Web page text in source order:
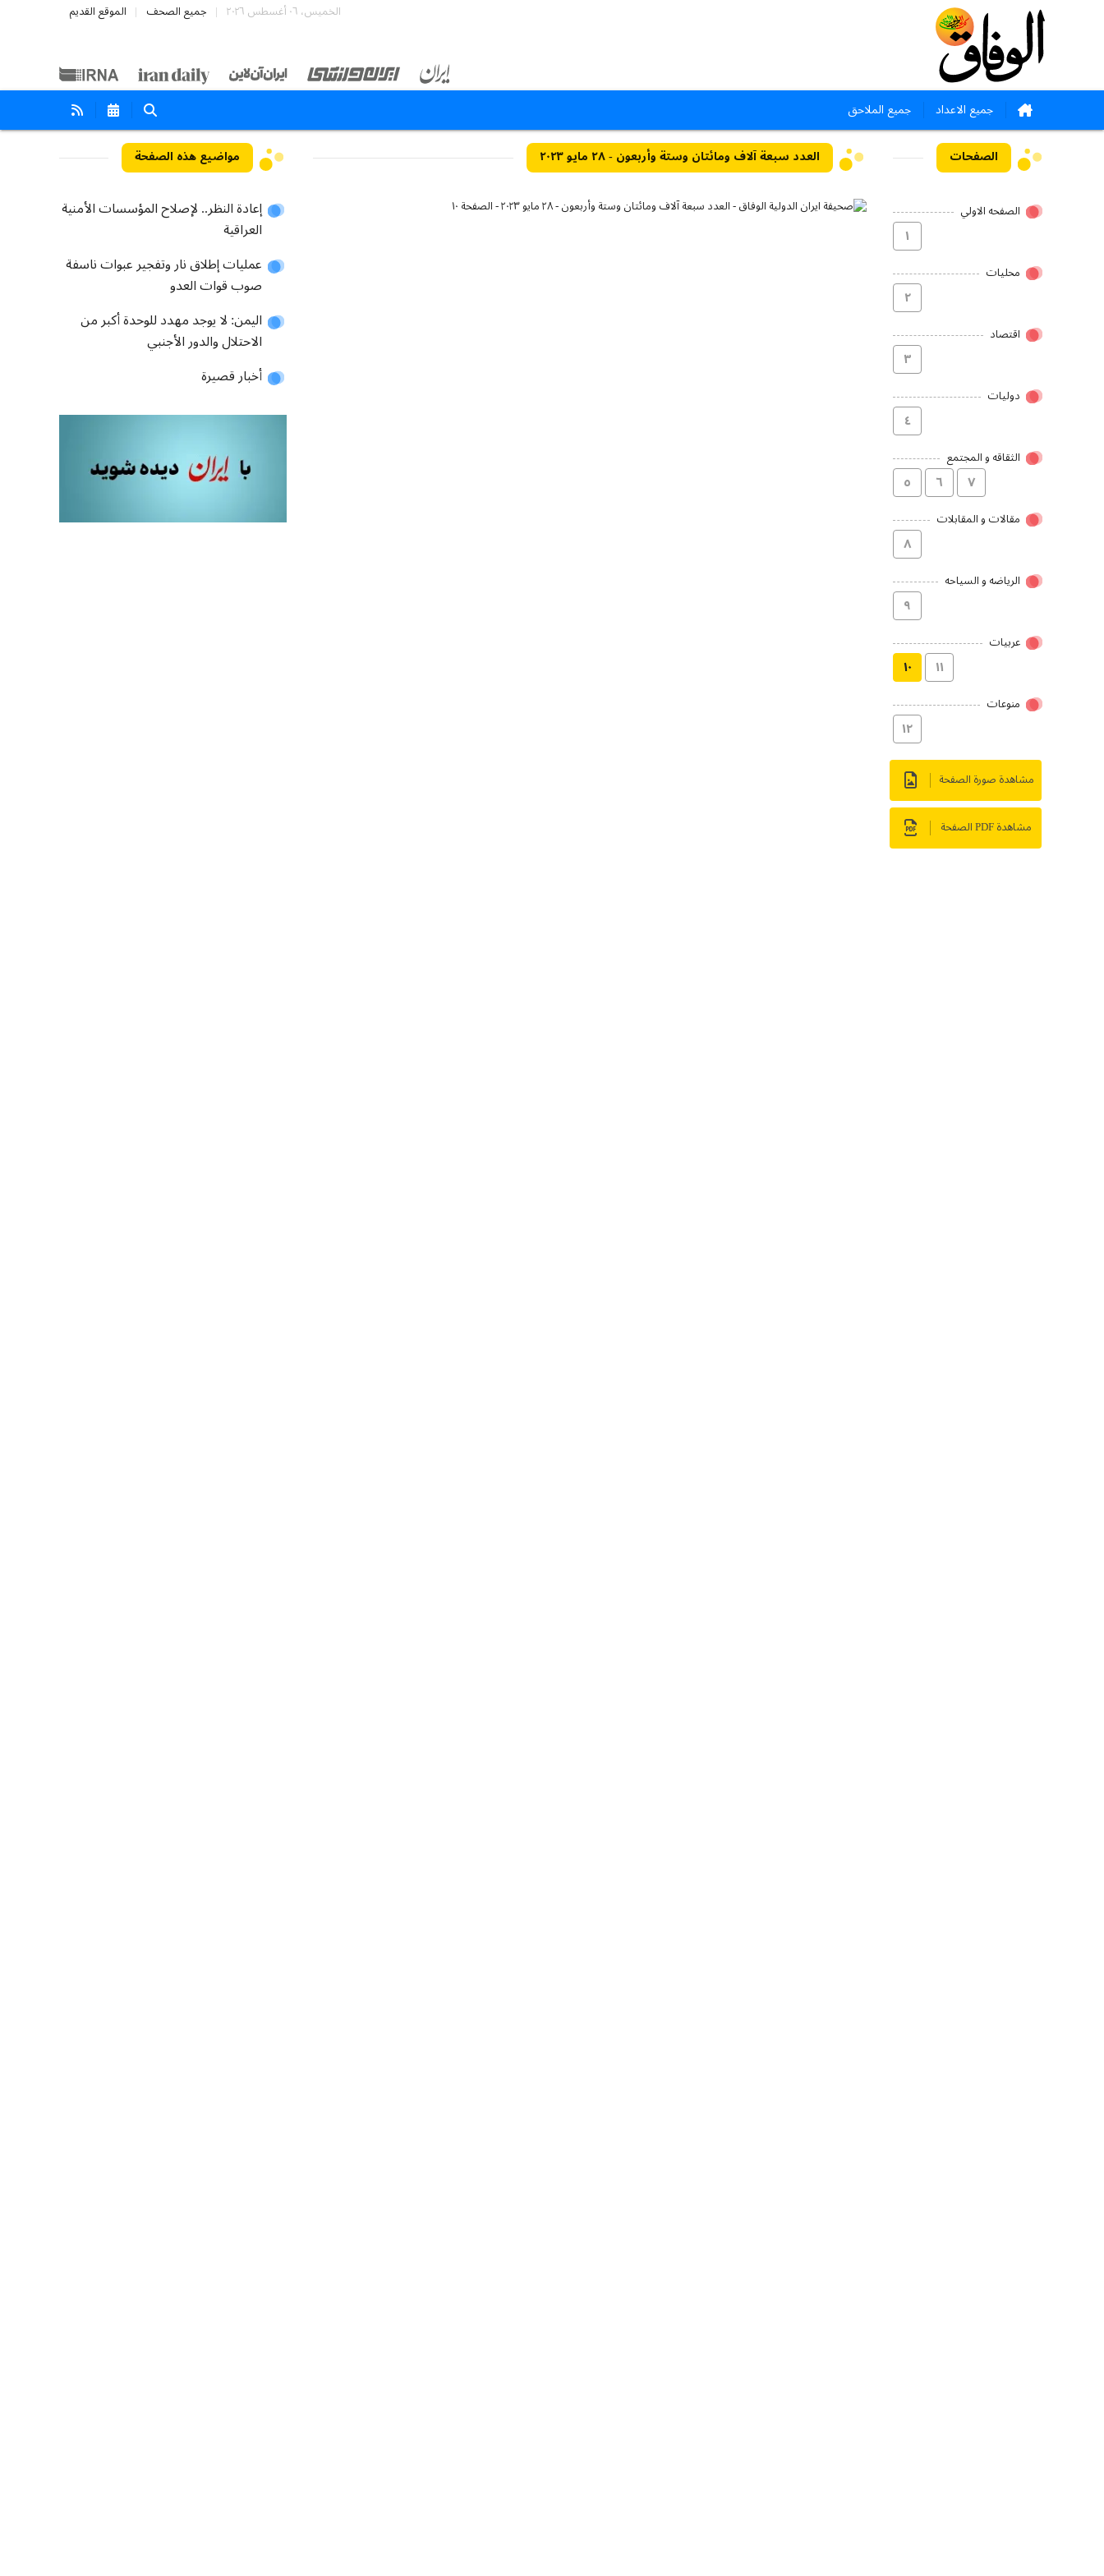
الخميس، ٠٦ أغسطس ٢٠٢٦ جميع الصحف الموقع القديم
جميع الاعداد جميع الملاحق
الصفحات
الصفحه الاولي
۱
محلیات
۲
اقتصاد
۳
دولیات
٤
الثقاقه و المجتمع
٥ ٦ ۷
مقالات و المقابلات
۸
الریاضه و السیاحه
۹
عربیات
۱۰ ۱۱
منوعات
۱۲
مشاهدة صورة الصفحة
مشاهدة PDF الصفحة
العدد سبعة آلاف ومائتان وستة وأربعون - ٢٨ مايو ٢٠٢٣ مواضيع هذه الصفحة
إعادة النظر.. لإصلاح المؤسسات الأمنية
العراقية
عمليات إطلاق نار وتفجير عبوات ناسفة
صوب قوات العدو
اليمن: لا يوجد مهدد للوحدة أكبر من
الاحتلال والدور الأجنبي
أخبار قصيرة